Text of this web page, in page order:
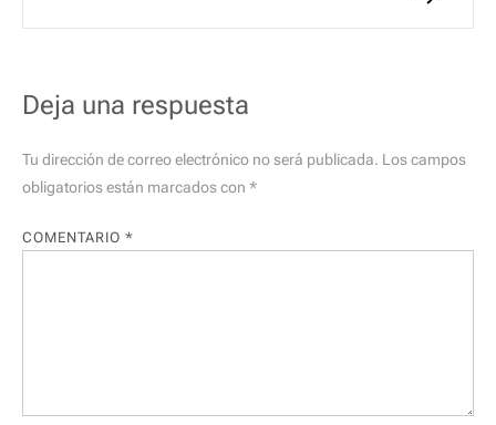
Deja una respuesta
Tu dirección de correo electrónico no será publicada. Los campos
obligatorios están marcados con *
COMENTARIO *